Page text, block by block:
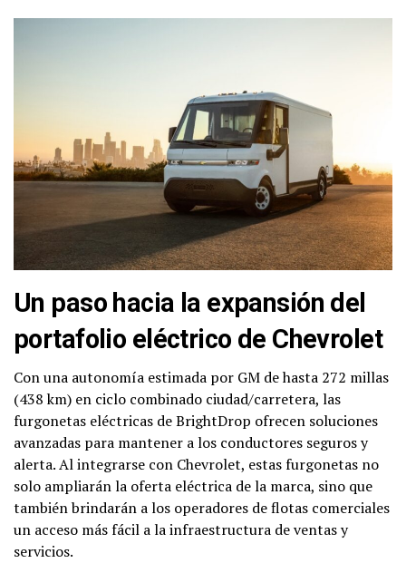
Un paso hacia la expansión del
portafolio eléctrico de Chevrolet
Con una autonomía estimada por GM de hasta 272 millas
(438 km) en ciclo combinado ciudad/carretera, las
furgonetas eléctricas de BrightDrop ofrecen soluciones
avanzadas para mantener a los conductores seguros y
alerta. Al integrarse con Chevrolet, estas furgonetas no
solo ampliarán la oferta eléctrica de la marca, sino que
también brindarán a los operadores de flotas comerciales
un acceso más fácil a la infraestructura de ventas y
servicios.